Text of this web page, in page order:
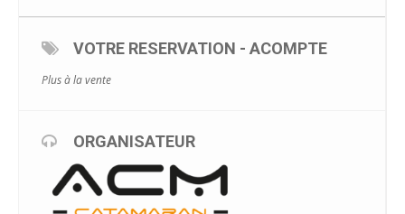
VOTRE RESERVATION - ACOMPTE
Plus à la vente
ORGANISATEUR